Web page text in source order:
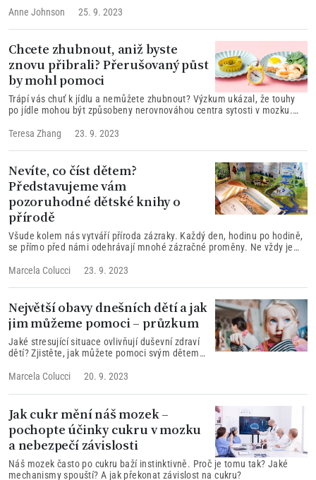
vedlo finančně lépe.
Anne Johnson 25. 9. 2023
Chcete zhubnout, aniž byste
znovu přibrali? Přerušovaný půst
by mohl pomoci
Trápí vás chuť k jídlu a nemůžete zhubnout? Výzkum ukázal, že touhy
po jídle mohou být způsobeny nerovnováhou centra sytosti v mozku.
podpořit zdravé změny v těle. Dr. Hu Naiwen z tradiční čínské medicíny
Teresa Zhang 23. 9. 2023
Nevíte, co číst dětem?
Představujeme vám
pozoruhodné dětské knihy o
přírodě
Všude kolem nás vytváří příroda zázraky. Každý den, hodinu po hodině,
se přímo před námi odehrávají mnohé zázračné proměny. Ne vždy je
několika dětských knih o přírodě, které zcela mimořádným způsobem
Marcela Colucci 23. 9. 2023
Největší obavy dnešních dětí a jak
jim můžeme pomoci – průzkum
Jaké stresující situace ovlivňují duševní zdraví
dětí? Zjistěte, jak můžete pomoci svým dětem
klíčovém období jejich růstu.
Marcela Colucci 20. 9. 2023
Jak cukr mění náš mozek –
pochopte účinky cukru v mozku
a nebezpečí závislosti
Náš mozek často po cukru baží instinktivně. Proč je tomu tak? Jaké
mechanismy spouští? A jak překonat závislost na cukru?